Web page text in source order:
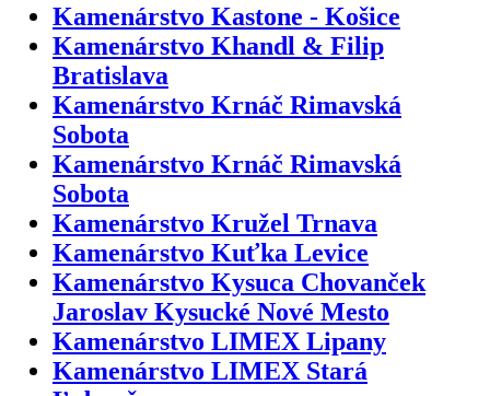
Kamenárstvo Kastone - Košice
Kamenárstvo Khandl & Filip
Bratislava
Kamenárstvo Krnáč Rimavská
Sobota
Kamenárstvo Krnáč Rimavská
Sobota
Kamenárstvo Kružel Trnava
Kamenárstvo Kuťka Levice
Kamenárstvo Kysuca Chovanček
Jaroslav Kysucké Nové Mesto
Kamenárstvo LIMEX Lipany
Kamenárstvo LIMEX Stará